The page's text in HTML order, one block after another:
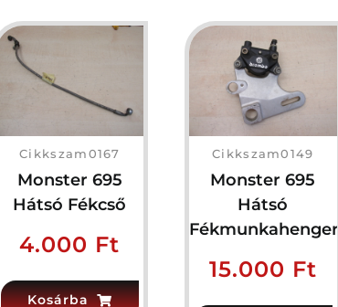
Cikkszam0167
Monster 695
Hátsó Fékcső
4.000 Ft
Kosárba
Cikkszam0149
Monster 695
Hátsó
Fékmunkahenger
15.000 Ft